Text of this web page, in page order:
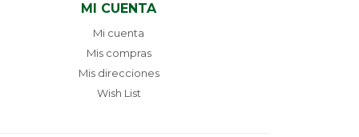
MI CUENTA
Mi cuenta
Mis compras
Mis direcciones
Wish List